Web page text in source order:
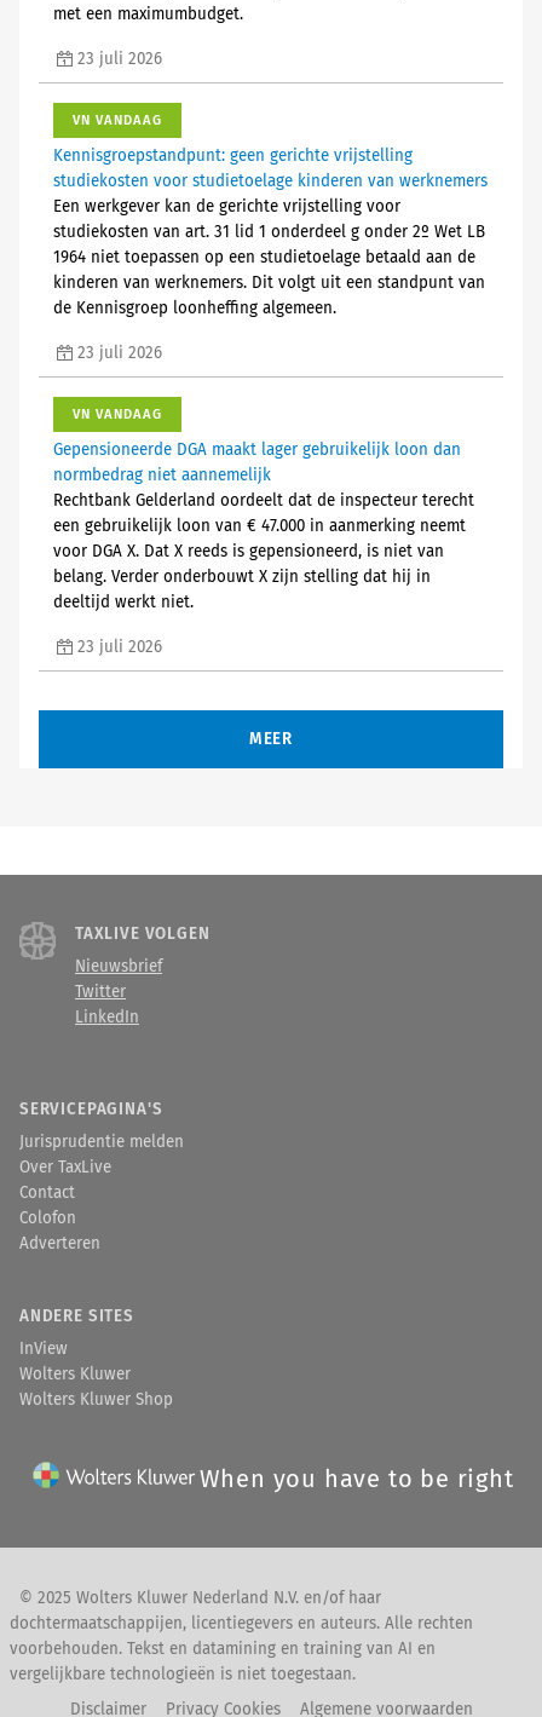
met een maximumbudget.
23 juli 2026
VN VANDAAG
Kennisgroepstandpunt: geen gerichte vrijstelling
studiekosten voor studietoelage kinderen van werknemers
Een werkgever kan de gerichte vrijstelling voor
studiekosten van art. 31 lid 1 onderdeel g onder 2º Wet LB
1964 niet toepassen op een studietoelage betaald aan de
kinderen van werknemers. Dit volgt uit een standpunt van
de Kennisgroep loonheffing algemeen.
23 juli 2026
VN VANDAAG
Gepensioneerde DGA maakt lager gebruikelijk loon dan
normbedrag niet aannemelijk
Rechtbank Gelderland oordeelt dat de inspecteur terecht
een gebruikelijk loon van € 47.000 in aanmerking neemt
voor DGA X. Dat X reeds is gepensioneerd, is niet van
belang. Verder onderbouwt X zijn stelling dat hij in
deeltijd werkt niet.
23 juli 2026
MEER
TAXLIVE VOLGEN
Nieuwsbrief
Twitter
LinkedIn
SERVICEPAGINA'S
Jurisprudentie melden
Over TaxLive
Contact
Colofon
Adverteren
ANDERE SITES
InView
Wolters Kluwer
Wolters Kluwer Shop
When you have to be right
© 2025 Wolters Kluwer Nederland N.V. en/of haar
dochtermaatschappijen, licentiegevers en auteurs. Alle rechten
voorbehouden. Tekst en datamining en training van AI en
vergelijkbare technologieën is niet toegestaan.
Disclaimer
Privacy Cookies Algemene voorwaarden